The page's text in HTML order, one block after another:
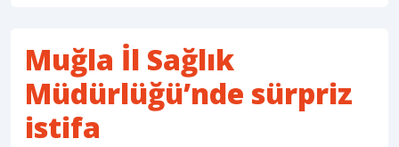
Muğla İl Sağlık
Müdürlüğü’nde sürpriz
istifa